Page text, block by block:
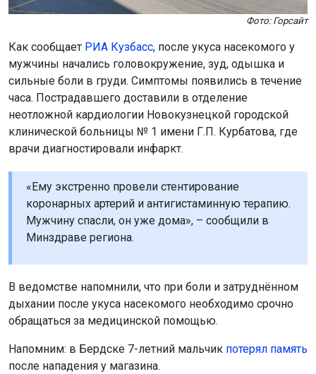
Фото: Горсайт
Как сообщает РИА Кузбасс, после укуса насекомого у
мужчины начались головокружение, зуд, одышка и
сильные боли в груди. Симптомы появились в течение
часа. Пострадавшего доставили в отделение
неотложной кардиологии Новокузнецкой городской
клинической больницы № 1 имени Г.П. Курбатова, где
врачи диагностировали инфаркт.
«Ему экстренно провели стентирование
коронарных артерий и антигистаминную терапию.
Мужчину спасли, он уже дома», – сообщили в
Минздраве региона.
В ведомстве напомнили, что при боли и затруднённом
дыхании после укуса насекомого необходимо срочно
обращаться за медицинской помощью.
Напомним: в Бердске 7-летний мальчик потерял память
после нападения у магазина.